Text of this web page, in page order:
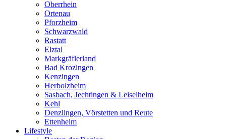
Oberrhein
Ortenau
Pforzheim
Schwarzwald
Rastatt
Elztal
Markgräflerland
Bad Krozingen
Kenzingen
Herbolzheim
Sasbach, Jechtingen & Leiselheim
Kehl
Denzlingen, Vörstetten und Reute
Ettenheim
Lifestyle